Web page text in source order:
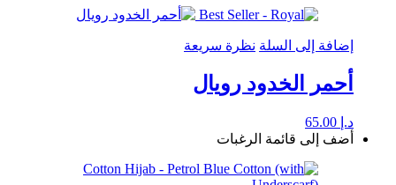
إضافة إلى السلة نظرة سريعة
أحمر الخدود رويال
د.إ
أضف إلى قائمة الرغبات